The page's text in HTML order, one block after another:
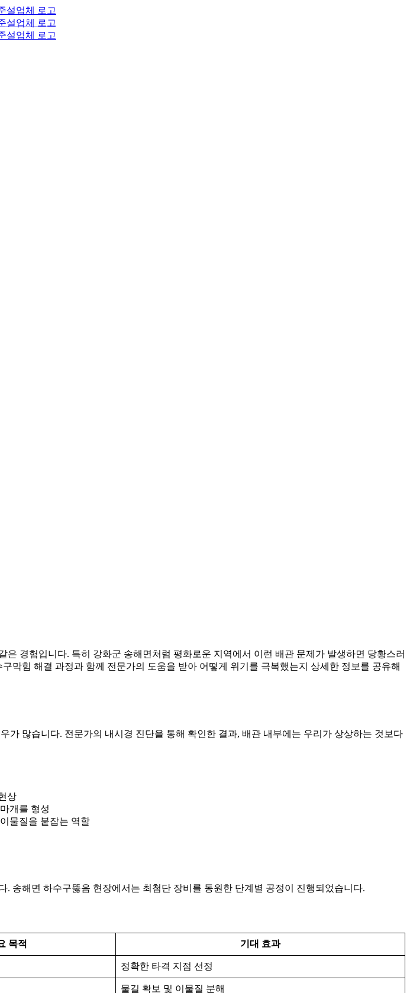
경험입니다. 특히 강화군 송해면처럼 평화로운 지역에서 이런 배관 문제가 발생하면 당황스러
막힘 해결 과정과 함께 전문가의 도움을 받아 어떻게 위기를 극복했는지 상세한 정보를 공유해
많습니다. 전문가의 내시경 진단을 통해 확인한 결과, 배관 내부에는 우리가 상상하는 것보다
상
개를 형성
물질을 붙잡는 역할
송해면 하수구뚫음 현장에서는 최첨단 장비를 동원한 단계별 공정이 진행되었습니다.
목적 기대 효과
정확한 타격 지점 선정
물길 확보 및 이물질 분해